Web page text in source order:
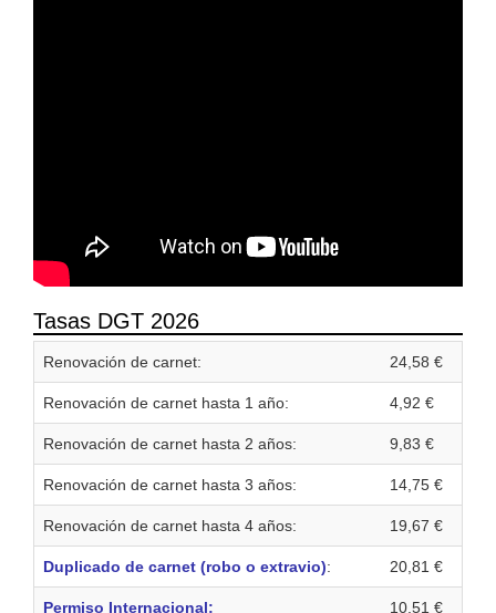
Tasas DGT 2026
Renovación de carnet: 24,58 €
Renovación de carnet hasta 1 año: 4,92 €
Renovación de carnet hasta 2 años: 9,83 €
Renovación de carnet hasta 3 años: 14,75 €
Renovación de carnet hasta 4 años: 19,67 €
Duplicado de carnet (robo o extravio): 20,81 €
Permiso Internacional: 10,51 €